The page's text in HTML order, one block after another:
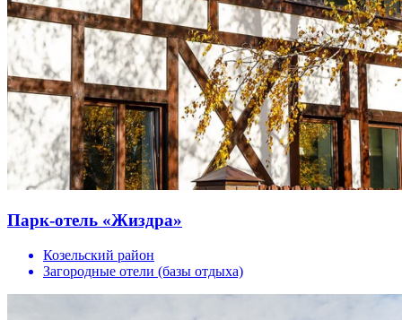
Парк-отель «Жиздра»
Козельский район
Загородные отели (базы отдыха)